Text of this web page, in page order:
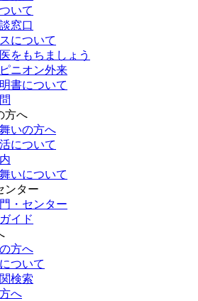
いて
窓口
について
をもちましょう
ニオン外来
書について
方へ
いの方へ
について
いについて
ンター
・センター
イド
方へ
ついて
検索
へ